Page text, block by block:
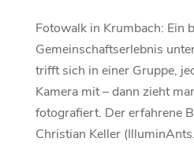
Fotowalk in Krumbach: Ein
Gemeinschaftserlebnis
trifft sich in einer Gruppe,
Kamera mit – dann zieht
fotografiert. Der erfahrene
Christian Keller